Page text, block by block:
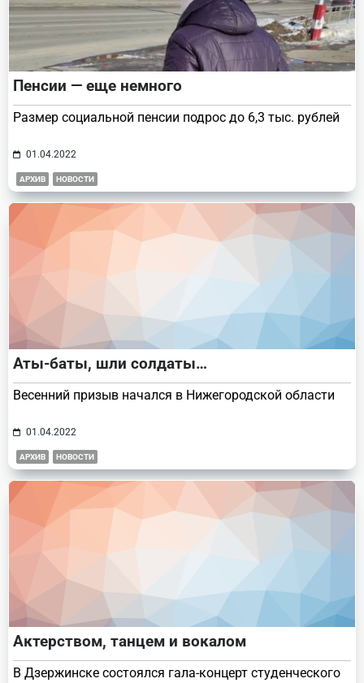
Пенсии — еще немного
Размер социальной пенсии подрос до 6,3 тыс. рублей
01.04.2022
АРХИВ НОВОСТИ
Аты-баты, шли солдаты…
Весенний призыв начался в Нижегородской области
01.04.2022
АРХИВ НОВОСТИ
Актерством, танцем и вокалом
В Дзержинске состоялся гала-концерт студенческого